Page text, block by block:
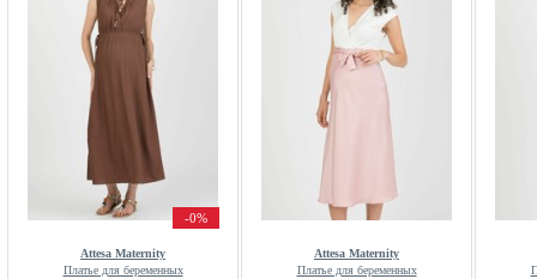
-0%
Attesa Maternity
Платье для беременных
Attesa Maternity
Платье для беременных